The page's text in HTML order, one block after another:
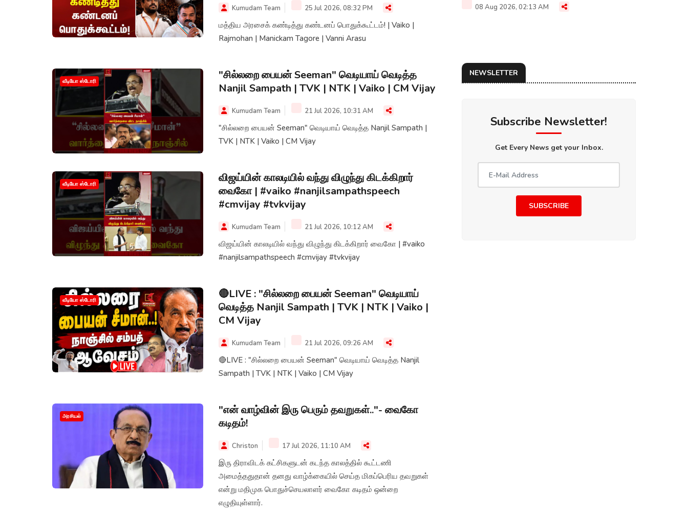
Kumudam Team 25 Jul 2026, 08:32 PM
மத்திய அரசைக் கண்டித்து கண்டனப் பொதுக்கூட்டம்! | Vaiko |
Rajmohan | Manickam Tagore | Vanni Arasu
வீடியோ ஸ்டோரி
"சில்லறை பையன் Seeman" வெடியாய் வெடித்த
Nanjil Sampath | TVK | NTK | Vaiko | CM Vijay
Kumudam Team 21 Jul 2026, 10:31 AM
"சில்லறை பையன் Seeman" வெடியாய் வெடித்த Nanjil Sampath |
TVK | NTK | Vaiko | CM Vijay
வீடியோ ஸ்டோரி
விஜய்யின் காலடியில் வந்து விழுந்து கிடக்கிறார்
வைகோ | #vaiko #nanjilsampathspeech
#cmvijay #tvkvijay
Kumudam Team 21 Jul 2026, 10:12 AM
விஜய்யின் காலடியில் வந்து விழுந்து கிடக்கிறார் வைகோ | #vaiko
#nanjilsampathspeech #cmvijay #tvkvijay
வீடியோ ஸ்டோரி
🔴LIVE : "சில்லறை பையன் Seeman" வெடியாய்
வெடித்த Nanjil Sampath | TVK | NTK | Vaiko |
CM Vijay
Kumudam Team 21 Jul 2026, 09:26 AM
🔴LIVE : "சில்லறை பையன் Seeman" வெடியாய் வெடித்த Nanjil
Sampath | TVK | NTK | Vaiko | CM Vijay
அரசியல்
"என் வாழ்வின் இரு பெரும் தவறுகள்.."- வைகோ
கடிதம்!
Christon 17 Jul 2026, 11:10 AM
இரு திராவிடக் கட்சிகளுடன் கடந்த காலத்தில் கூட்டணி
அமைத்ததுதான் தனது வாழ்க்கையில் செய்த மிகப்பெரிய தவறுகள்
என்று மதிமுக பொதுச்செயலாளர் வைகோ கடிதம் ஒன்றை
எழுதியுள்ளார்.
08 Aug 2026, 02:13 AM
NEWSLETTER
Subscribe Newsletter!
Get Every News get your Inbox.
SUBSCRIBE